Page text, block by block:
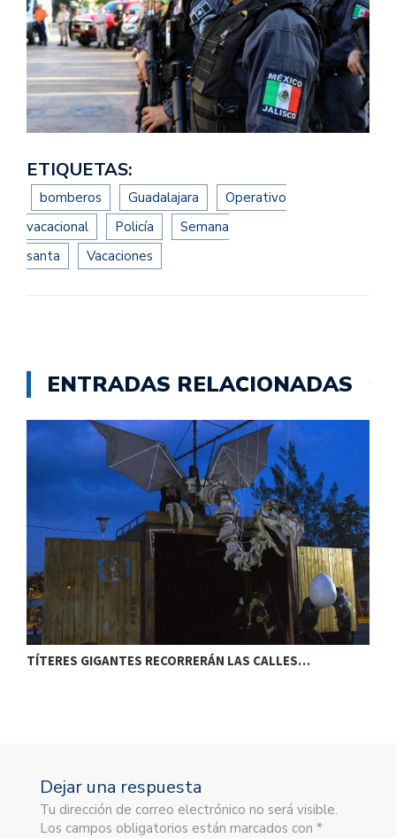
ETIQUETAS:
bomberos Guadalajara
Operativo
vacacional
Policía
Semana
santa
Vacaciones
ENTRADAS RELACIONADAS
TÍTERES GIGANTES RECORRERÁN LAS CALLES…
Dejar una respuesta
Tu dirección de correo electrónico no será visible.
Los campos obligatorios están marcados con *